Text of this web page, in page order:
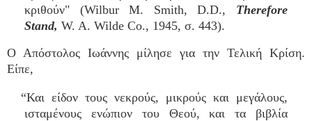
κριθούν" (Wilbur M. Smith, D.D., Therefore
Stand, W. A. Wilde Co., 1945, σ. 443).
Ο Απόστολος Ιωάννης μίλησε για την Τελική Κρίση.
Είπε,
“Και είδον τους νεκρούς, μικρούς και μεγάλους,
ισταμένους ενώπιον του Θεού, και τα βιβλία